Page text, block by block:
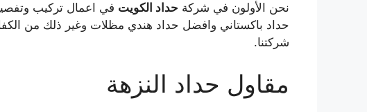
نحن الأولون في شركة حداد الكويت في اعمال تركيب
حداد باكستاني وافضل حداد هندي مظلات وغير ذلك من
شركتنا.
مقاول حداد النزهة